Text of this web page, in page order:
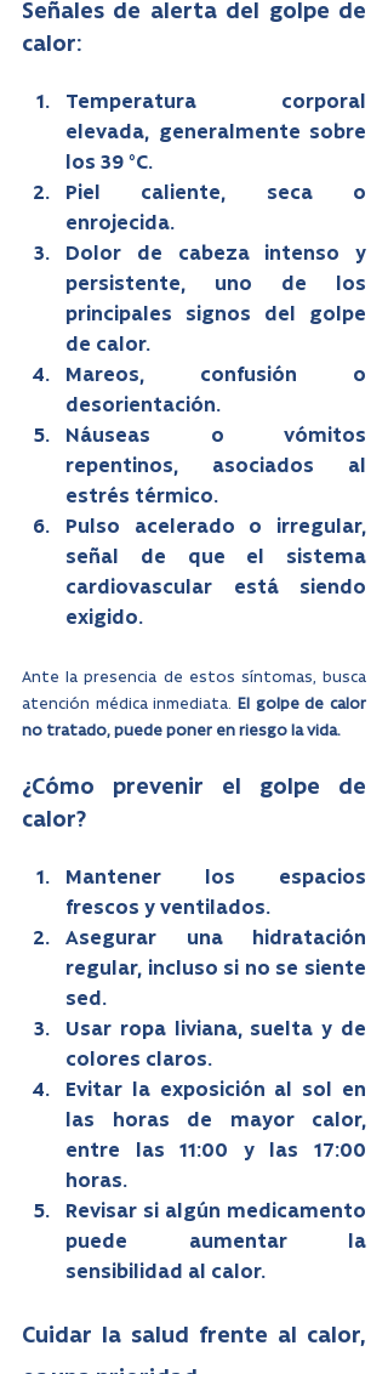
Señales de alerta del golpe de
calor:
Temperatura corporal
elevada, generalmente sobre
los 39 °C.
Piel caliente, seca o
enrojecida.
Dolor de cabeza intenso y
persistente, uno de los
principales signos del golpe
de calor.
Mareos, confusión o
desorientación.
Náuseas o vómitos
repentinos, asociados al
estrés térmico.
Pulso acelerado o irregular,
señal de que el sistema
cardiovascular está siendo
exigido.
Ante la presencia de estos síntomas, busca
atención médica inmediata.
El golpe de calor
no tratado, puede poner en riesgo la vida.
¿Cómo prevenir el golpe de
calor?
Mantener los espacios
frescos y ventilados.
Asegurar una hidratación
regular, incluso si no se siente
sed.
Usar ropa liviana, suelta y de
colores claros.
Evitar la exposición al sol en
las horas de mayor calor,
entre las 11:00 y las 17:00
horas.
Revisar si algún medicamento
puede aumentar la
sensibilidad al calor.
Cuidar la salud frente al calor,